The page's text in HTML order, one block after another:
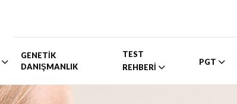
GENETİK
DANIŞMANLIK
TEST
REHBERİ
PGT